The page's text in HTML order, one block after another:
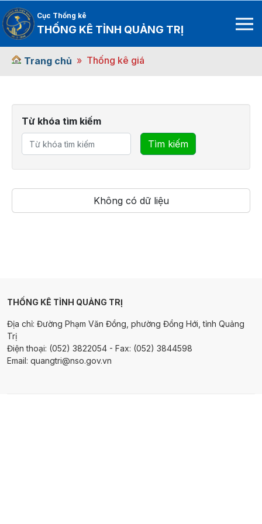
Cục Thống kê
THỐNG KÊ TỈNH QUẢNG TRỊ
Trang chủ Thống kê giá
Từ khóa tìm kiếm
Tìm kiếm
Không có dữ liệu
THỐNG KÊ TỈNH QUẢNG TRỊ
Địa chỉ: Đường Phạm Văn Đồng, phường Đồng Hới, tỉnh Quảng
Trị
Điện thoại: (052) 3822054 - Fax: (052) 3844598
Email: quangtri@nso.gov.vn